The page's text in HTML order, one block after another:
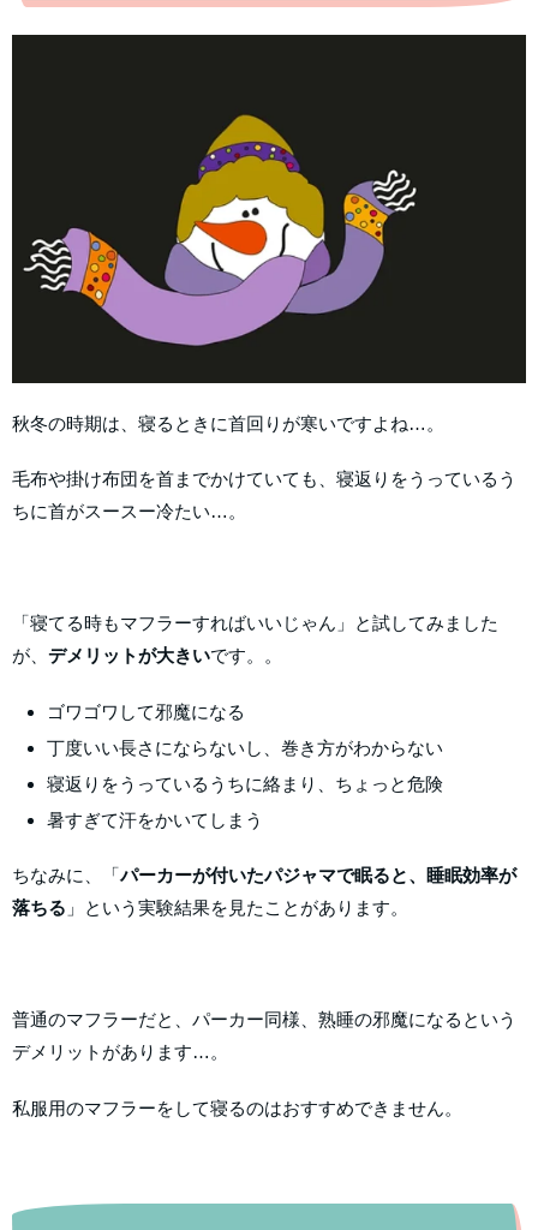
秋冬の時期は、寝るときに首回りが寒いですよね…。
毛布や掛け布団を首までかけていても、寝返りをうっているう
ちに首がスースー冷たい…。
「寝てる時もマフラーすればいいじゃん」と試してみました
が、 デメリットが大きいです。。
ゴワゴワして邪魔になる
丁度いい長さにならないし、巻き方がわからない
寝返りをうっているうちに絡まり、ちょっと危険
暑すぎて汗をかいてしまう
ちなみに、「パーカーが付いたパジャマで眠ると、睡眠効率が
落ちる 」という実験結果を見たことがあります。
普通のマフラーだと、パーカー同様、熟睡の邪魔になるという
デメリットがあります…。
私服用のマフラーをして寝るのはおすすめできません。